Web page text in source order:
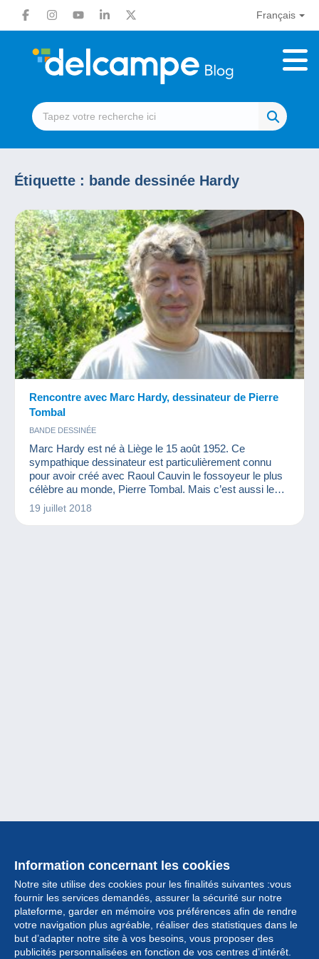
Français
Étiquette : bande dessinée Hardy
Rencontre avec Marc Hardy, dessinateur de Pierre
Tombal
BANDE DESSINÉE
Marc Hardy est né à Liège le 15 août 1952. Ce
sympathique dessinateur est particulièrement connu
pour avoir créé avec Raoul Cauvin le fossoyeur le plus
célèbre au monde, Pierre Tombal. Mais c’est aussi le
créateur de « La Patrouille des Libellules », de « Lolo et
Sucette » et de « Arkel », des séries moins connues
19 juillet 2018
Information concernant les cookies
Notre site utilise des cookies pour les finalités suivantes :vous
fournir les services demandés, assurer la sécurité sur notre
plateforme, garder en mémoire vos préférences afin de rendre
votre navigation plus agréable, réaliser des statistiques dans le
but d’adapter notre site à vos besoins, vous proposer des
publicités personnalisées en fonction de vos centres d’intérêt.
Collection